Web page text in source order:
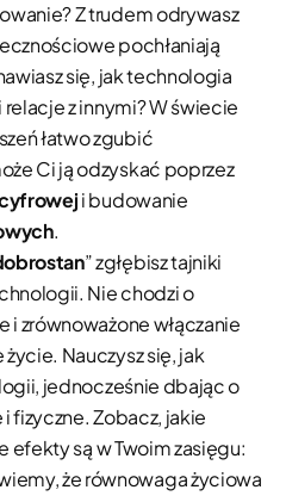
Z trudem odrywasz
pochłaniają
się, jak technologia
z innymi? W świecie
łatwo zgubić
Ci ją odzyskać poprzez
i budowanie
.
” zgłębisz tajniki
Nie chodzi o
zrównoważone włączanie
Nauczysz się, jak
jednocześnie dbając o
fizyczne. Zobacz, jakie
efekty są w Twoim zasięgu:
że równowaga życiowa